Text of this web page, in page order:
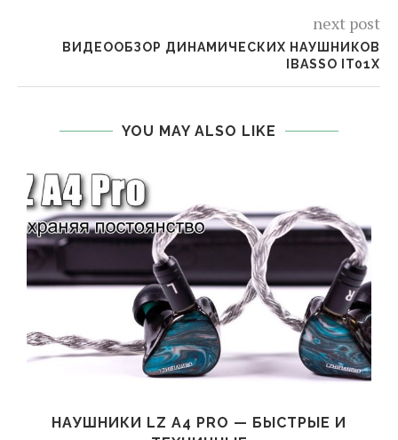
next post
ВИДЕООБЗОР ДИНАМИЧЕСКИХ НАУШНИКОВ
IBASSO IT01X
YOU MAY ALSO LIKE
НАУШНИКИ LZ A4 PRO — БЫСТРЫЕ И